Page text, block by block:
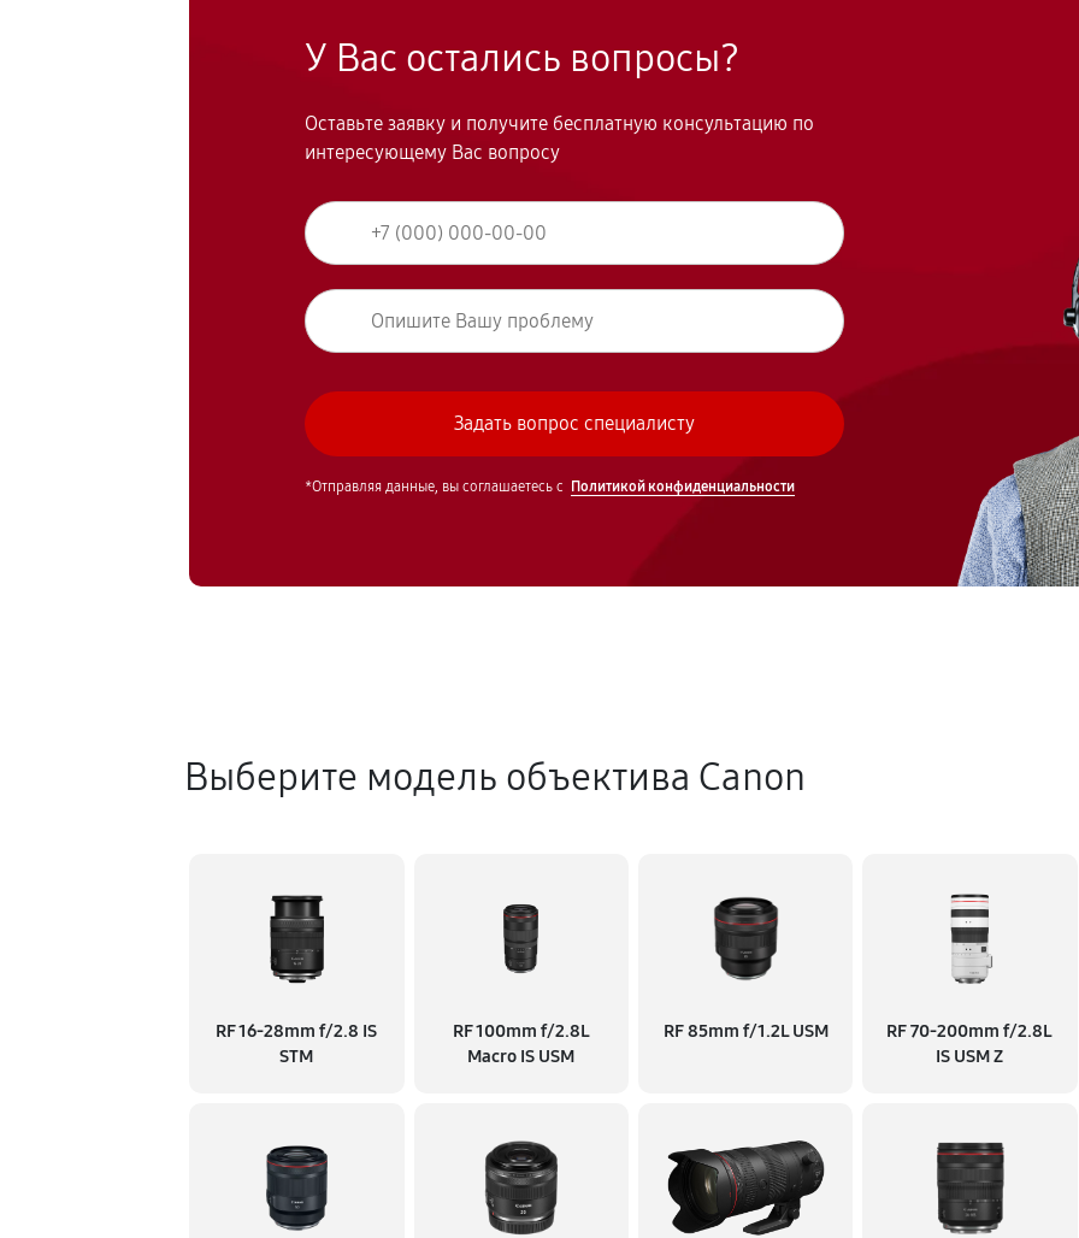
У Вас остались вопросы?
Оставьте заявку и получите бесплатную консультацию по
интересующему Вас вопросу
*Отправляя данные, вы соглашаетесь с Политикой конфиденциальности
Выберите модель объектива Canon
RF 16‑28mm f/2.8 IS
STM
RF 100mm f/2.8L
Macro IS USM
RF 85mm f/1.2L USM
RF 70‑200mm f/2.8L
IS USM Z